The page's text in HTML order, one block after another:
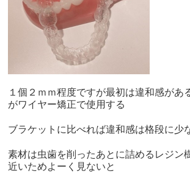
１個２ｍｍ程度ですが最初は違和感があ
がワイヤー矯正で使用する
ブラケットに比べれば違和感は格段に少
素材は虫歯を削ったあとに詰めるレジン
近いためよーく見ないと